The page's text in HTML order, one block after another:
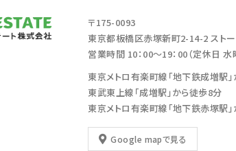
〒175-0093
東京都板橋区赤塚新町2-14-2 スト
営業時間 10：00～19：00（定休日 水
東京メトロ有楽町線「地下鉄成増駅
東武東上線「成増駅」から徒歩8分
東京メトロ有楽町線「地下鉄赤塚駅
Google mapで見る